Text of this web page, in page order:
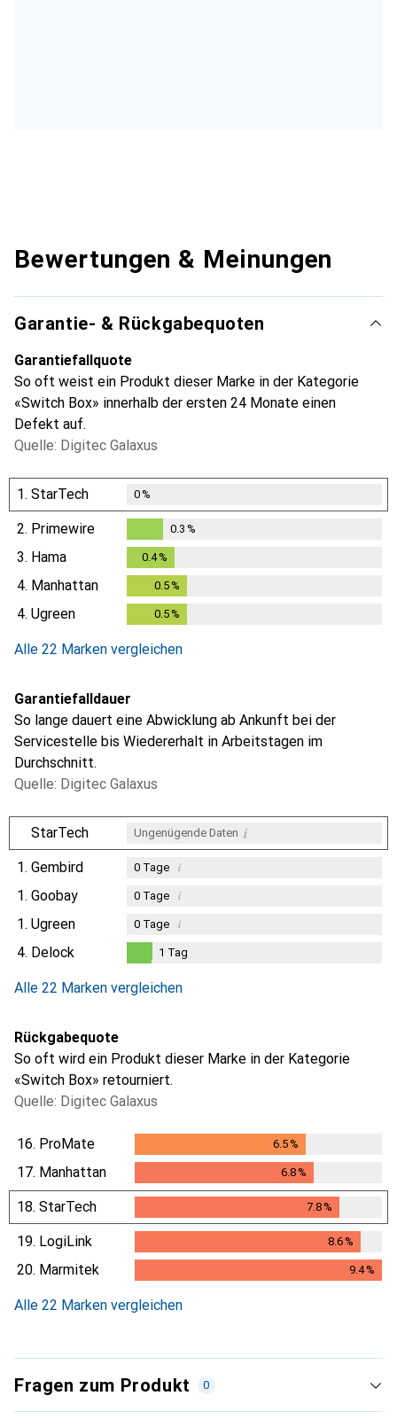
Bewertungen & Meinungen
Garantie- & Rückgabequoten
Garantiefallquote
So oft weist ein Produkt dieser Marke in der Kategorie
«Switch Box» innerhalb der ersten 24 Monate einen
Defekt auf.
Quelle: Digitec Galaxus
1. StarTech 0%
2. Primewire
0.3%
0.3 %
3. Hama 0.4%
4. Manhattan 0.5 %
4. Ugreen 0.5 %
Alle 22 Marken vergleichen
Garantiefalldauer
So lange dauert eine Abwicklung ab Ankunft bei der
Servicestelle bis Wiedererhalt in Arbeitstagen im
Durchschnitt.
Quelle: Digitec Galaxus
StarTech Ungenügende Daten i
1. Gembird 0Tage i
1. Goobay 0Tage i
1. Ugreen 0Tage i
4. Delock 1 Tag
Alle 22 Marken vergleichen
Rückgabequote
So oft wird ein Produkt dieser Marke in der Kategorie
«Switch Box» retourniert.
Quelle: Digitec Galaxus
16. ProMate 6.5%
17. Manhattan 6.8%
18. StarTech 7.8%
19. LogiLink 8.6%
8.6%
20. Marmitek 9.4%
Alle 22 Marken vergleichen
Fragen zum Produkt 0